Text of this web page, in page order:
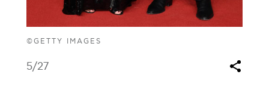
©GETTY IMAGES
5/27